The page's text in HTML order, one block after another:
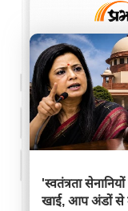
'स्वतंत्रता
खाई, आप अंडों से